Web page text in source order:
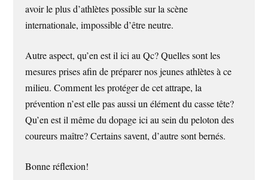
avoir le plus d’athlètes possible sur la scène
internationale, impossible d’être neutre.
Autre aspect, qu’en est il ici au Qc? Quelles sont les
mesures prises afin de préparer nos jeunes athlètes à ce
milieu. Comment les protéger de cet attrape, la
prévention n’est elle pas aussi un élément du casse tête?
Qu’en est il même du dopage ici au sein du peloton des
coureurs maître? Certains savent, d’autre sont bernés.
Bonne réflexion!